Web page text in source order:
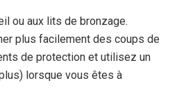
ou aux lits de bronzage.
plus facilement des coups de
de protection et utilisez un
lorsque vous êtes à